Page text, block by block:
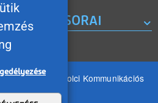
MŰSORAI
© MIKOM Miskolci Kommunikációs
Kft.